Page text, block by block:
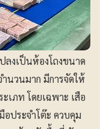
ลงเป็นห้องโถงขนาด
นวนมาก มีการจัดให้
เภท โดยเฉพาะ เสือ
อประจำโต๊ะ ควบคุม